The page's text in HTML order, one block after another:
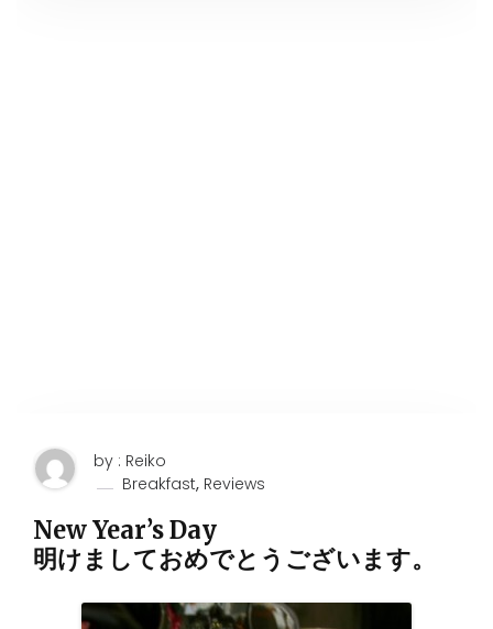
by : Reiko
Breakfast, Reviews
New Year’s Day
明けましておめでとうございます。